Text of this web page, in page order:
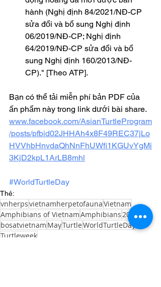
hành (Nghị định 84/2021/NĐ-CP
sửa đổi và bổ sung Nghị định
06/2019/NĐ-CP; Nghị định
64/2019/NĐ-CP sửa đổi và bổ
sung Nghị định 160/2013/NĐ-
CP)." [Theo ATP].
Bạn có thể tải miễn phí bản PDF của
ấn phẩm này trong link dưới bài share.
www.facebook.com/AsianTurtleProgram
/posts/pfbid02JHHAh4x8F49REC37jLo
HVVhbHnvdaQhNnFhUWfi1KGUvYgMi
3KjD2kpL1ArLB8mhl
#WorldTurtleDay
Thẻ:
vnherpsvietnamherpetofaunaVietnam
Amphibians of VietnamAmphibians2022
bosatvietnam MayTurtleWorldTurtleDay
Turtleweek